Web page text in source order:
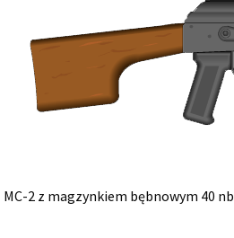
MC-2 z magzynkiem bębnowym 40 nb